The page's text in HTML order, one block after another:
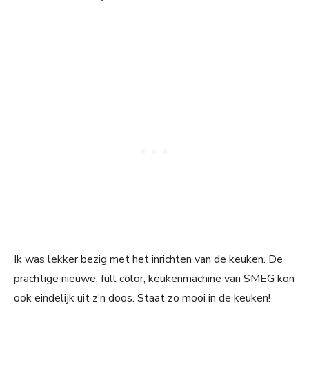
Ik was lekker bezig met het inrichten van de keuken. De
prachtige nieuwe, full color, keukenmachine van SMEG kon
ook eindelijk uit z’n doos. Staat zo mooi in de keuken!